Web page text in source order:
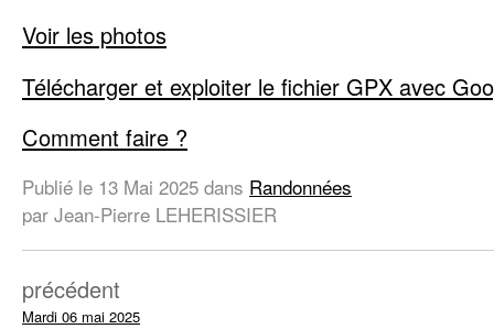
Voir les photos
Télécharger et exploiter le fichier GPX avec
Comment faire ?
Publié le 13 Mai 2025 dans Randonnées
par Jean-Pierre LEHERISSIER
précédent
Mardi 06 mai 2025